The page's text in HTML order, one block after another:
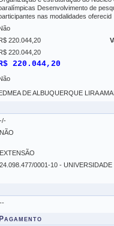
Desenvolvimento de
nas modalidades
220.044,20
220.044,20
220.044,20
DE ALBUQUERQUE LIRA
-/-
NÃO
EXTENSÃO
24.098.477/0001-10 -
--